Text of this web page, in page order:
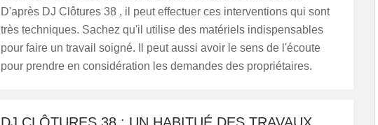
D'après DJ Clôtures 38 , il peut effectuer ces interventions qui sont
très techniques. Sachez qu'il utilise des matériels indispensables
pour faire un travail soigné. Il peut aussi avoir le sens de l'écoute
pour prendre en considération les demandes des propriétaires.